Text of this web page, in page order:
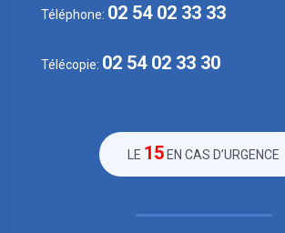
Téléphone: 02 54 02 33 33
Télécopie: 02 54 02 33 30
LE 15 EN CAS D’URGENCE